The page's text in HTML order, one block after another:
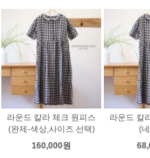
라운드 칼라 체크 원피스
(완제-색상,사이즈 선택)
160,000원
라운드 칼
(